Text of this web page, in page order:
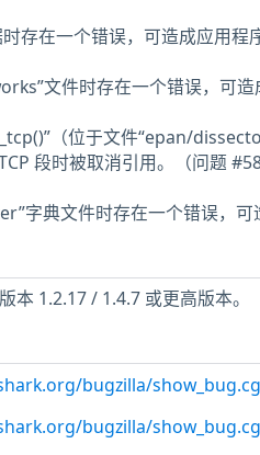
存在一个错误，可造成应用程
文件时存在一个错误，可造
（位于文件“epan/
段时被取消引用。（问题
字典文件时存在一个错误，
本 1.2.17 / 1.4.7 或更高版本。
bugzilla/
bugzilla/